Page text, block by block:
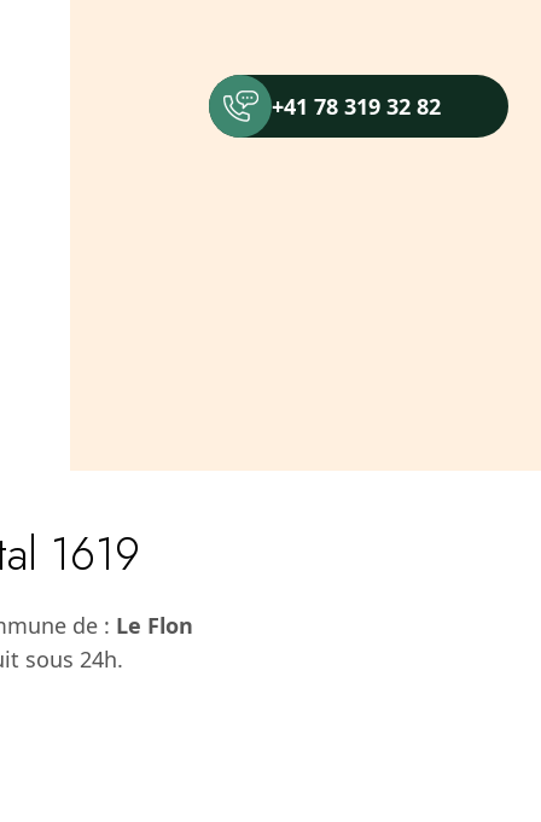
+41 78 319 32 82
1619
de : Le Flon
sous 24h.